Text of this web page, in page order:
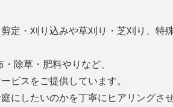
定・刈り込みや草刈り・芝刈り、
除草・肥料やりなど、
ビスをご提供しています。
にしたいのかを丁寧にヒアリングさ